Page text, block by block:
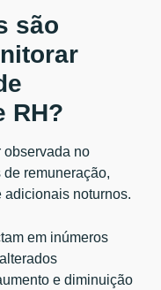
são
RH?
observada no
remuneração,
adicionais noturnos.
em inúmeros
e diminuição